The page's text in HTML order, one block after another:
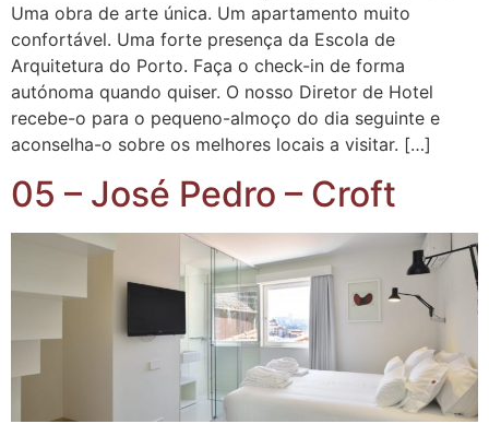
Uma obra de arte única. Um apartamento muito
confortável. Uma forte presença da Escola de
Arquitetura do Porto. Faça o check-in de forma
autónoma quando quiser. O nosso Diretor de Hotel
recebe-o para o pequeno-almoço do dia seguinte e
aconselha-o sobre os melhores locais a visitar. […]
05 – José Pedro – Croft